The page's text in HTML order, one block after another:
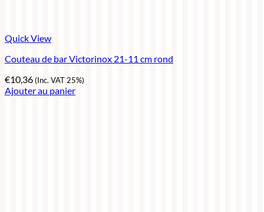
Quick View
Couteau de bar Victorinox 21-11 cm rond
€10,36(Inc. VAT 25%)
Ajouter au panier